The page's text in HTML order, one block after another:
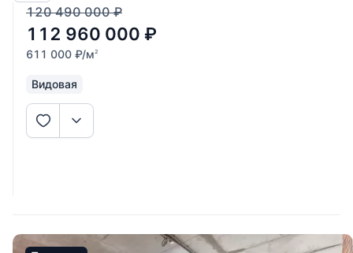
прихожая. Апартаменты
120 490 000 ₽
112 960 000 ₽
611 000 ₽/м2
Видовая